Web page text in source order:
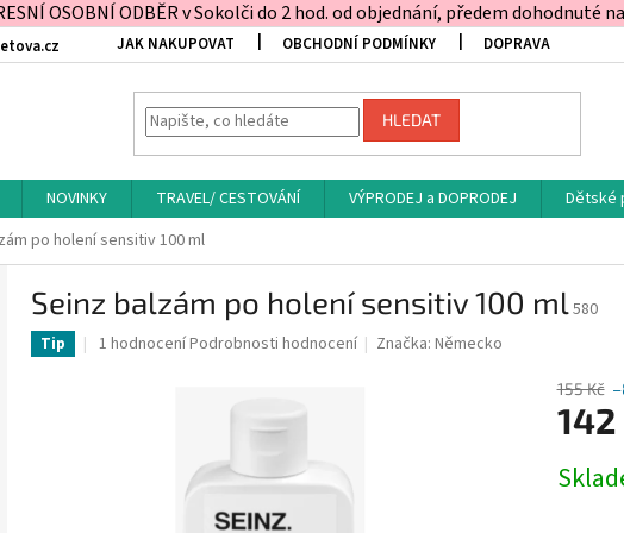
OSOBNÍ ODBĚR v Sokolči do 2 hod. od objednání, předem dohodnuté
JAK NAKUPOVAT OBCHODNÍ PODMÍNKY DOPRAVA
HLEDAT
NOVINKY TRAVEL/ CESTOVÁNÍ VÝPRODEJ a DOPRODEJ Dětské
po holení sensitiv 100 ml
Seinz balzám po holení sensitiv 100 ml580
Tip
Průměrné
1 hodnoceníPodrobnosti hodnocení Značka:Německo
155 Kč
142
cena: